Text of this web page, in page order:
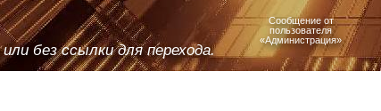
без ссылки для перехода.
Сообщение от
пользователя
«Администрация»